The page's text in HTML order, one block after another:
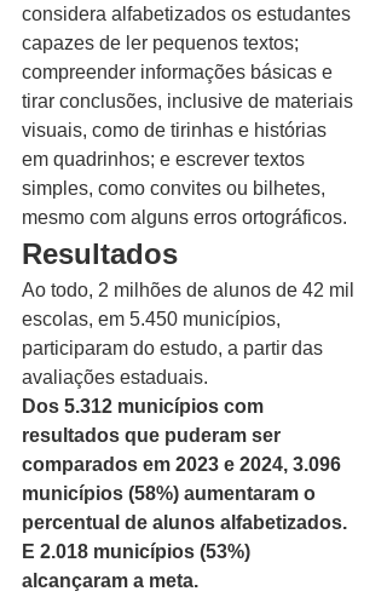
considera alfabetizados os estudantes
capazes de ler pequenos textos;
compreender informações básicas e
tirar conclusões, inclusive de materiais
visuais, como de tirinhas e histórias
em quadrinhos; e escrever textos
simples, como convites ou bilhetes,
mesmo com alguns erros ortográficos.
Resultados
Ao todo, 2 milhões de alunos de 42 mil
escolas, em 5.450 municípios,
participaram do estudo, a partir das
avaliações estaduais.
Dos 5.312 municípios com
resultados que puderam ser
comparados em 2023 e 2024, 3.096
municípios (58%) aumentaram o
percentual de alunos alfabetizados.
E 2.018 municípios (53%)
alcançaram a meta.